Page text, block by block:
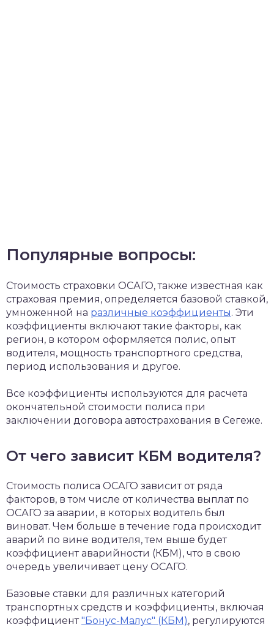
Популярные вопросы:
Стоимость страховки ОСАГО, также известная как
страховая премия, определяется базовой ставкой,
умноженной на различные коэффициенты. Эти
коэффициенты включают такие факторы, как
регион, в котором оформляется полис, опыт
водителя, мощность транспортного средства,
период использования и другое.
Все коэффициенты используются для расчета
окончательной стоимости полиса при
заключении договора автострахования в Сегеже.
От чего зависит КБМ водителя?
Стоимость полиса ОСАГО зависит от ряда
факторов, в том числе от количества выплат по
ОСАГО за аварии, в которых водитель был
виноват. Чем больше в течение года происходит
аварий по вине водителя, тем выше будет
коэффициент аварийности (КБМ), что в свою
очередь увеличивает цену ОСАГО.
Базовые ставки для различных категорий
транспортных средств и коэффициенты, включая
коэффициент"Бонус-Малус" (КБМ), регулируются